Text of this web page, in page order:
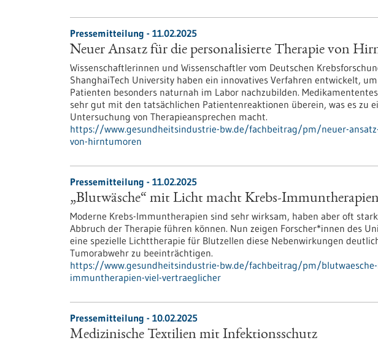
Pressemitteilung - 11.02.2025
Neuer Ansatz für die personalisierte Therapie von
Wissenschaftlerinnen und Wissenschaftler vom Deutschen
ShanghaiTech University haben ein innovatives Verfahren entwickelt,
Patienten besonders naturnah im Labor nachzubilden.
sehr gut mit den tatsächlichen Patientenreaktionen überein, was es zu
Untersuchung von Therapieansprechen macht.
https://www.gesundheitsindustrie-bw.de/fachbeitrag/pm/neuer-
von-hirntumoren
Pressemitteilung - 11.02.2025
„Blutwäsche“ mit Licht macht Krebs-
Moderne Krebs-Immuntherapien sind sehr wirksam, haben aber oft
Abbruch der Therapie führen können. Nun zeigen Forscher*innen des
eine spezielle Lichttherapie für Blutzellen diese Nebenwirkungen
Tumorabwehr zu beeinträchtigen.
https://www.gesundheitsindustrie-bw.de/fachbeitrag/pm/
immuntherapien-viel-vertraeglicher
Pressemitteilung - 10.02.2025
Medizinische Textilien mit Infektionsschutz